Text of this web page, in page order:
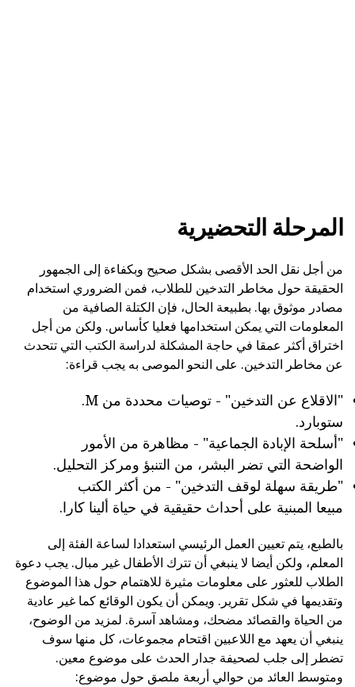
المرحلة التحضيرية
من أجل نقل الحد الأقصى بشكل صحيح وبكفاءة إلى الجمهور
الحقيقة حول مخاطر التدخين للطلاب، فمن الضروري استخدام
مصادر موثوق بها. بطبيعة الحال، فإن الكتلة الصافية من
المعلومات التي يمكن استخدامها فعليا كأساس. ولكن من أجل
اختراق أكثر عمقا في حاجة المشكلة لدراسة الكتب التي تتحدث
عن مخاطر التدخين. على النحو الموصى به يجب قراءة:
"الاقلاع عن التدخين" - توصيات محددة من M.
ستوبارد.
"أسلحة الإبادة الجماعية" - مظاهرة من الأمور
الواضحة التي تضر البشر، من التنبؤ ومركز التحليل.
"طريقة سهلة لوقف التدخين" - من أكثر الكتب
مبيعا المبنية على أحداث حقيقية في حياة ألينا كارا.
بالطبع، يتم تعيين العمل الرئيسي استعدادا لساعة الفئة إلى
المعلم، ولكن أيضا لا ينبغي أن تترك الأطفال غير مبال. يجب دعوة
الطلاب للعثور على معلومات مثيرة للاهتمام حول هذا الموضوع
وتقديمها في شكل تقرير. ويمكن أن يكون الوقائع كما غير عادية
من الحياة والقصائد مضحك، ومشاهد آسرة. لمزيد من الوضوح،
ينبغي أن يعهد مع اللاعبين اقتحام مجموعات، كل منها سوف
تضطر إلى جلب لصحيفة جدار الحدث على موضوع معين.
ومتوسط العائد من حوالي أربعة ملصق حول موضوع: